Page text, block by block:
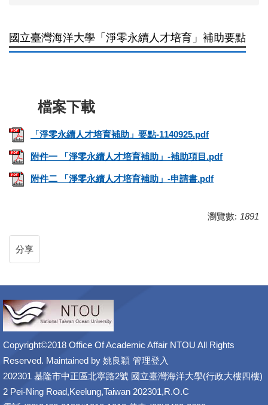
國立臺灣海洋大學「淨零永續人才培育」補助要點
「淨零永續人才培育補助」要點-1140925.pdf
附件一 「淨零永續人才培育補助」-補助項目.pdf
附件二 「淨零永續人才培育補助」-申請書.pdf
瀏覽數: 1891
分享
Copyright©2018 Office Of Academic Affair NTOU All Rights
Reserved. Maintained by 姚良穎 管理登入
202301 基隆市中正區北寧路2號 國立臺灣海洋大學(行政大樓四樓)
2 Pei-Ning Road,Keelung,Taiwan 202301,R.O.C